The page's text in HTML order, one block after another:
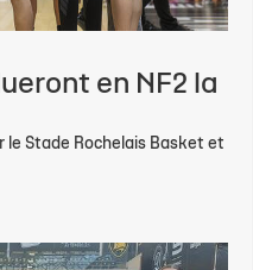
en NF2 la
le Stade Rochelais Basket et